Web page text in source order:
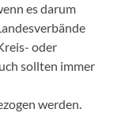
es darum
oder
sollten immer
werden.